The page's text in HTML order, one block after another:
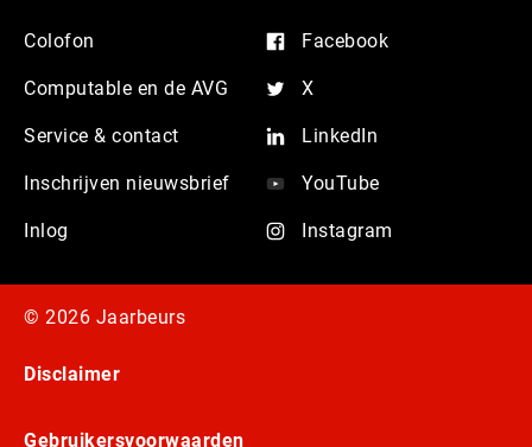
Colofon
Computable en de AVG
Service & contact
Inschrijven nieuwsbrief
Inlog
Facebook
X
LinkedIn
YouTube
Instagram
© 2026 Jaarbeurs
Disclaimer
Gebruikersvoorwaarden